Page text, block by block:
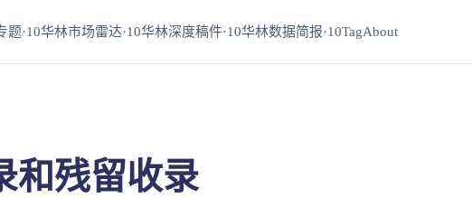
题·10华林市场雷达·10华林深度稿件·10华林数据简报·10TagAbout
和残留收录